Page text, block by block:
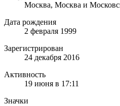
Москва, Москва и
Дата рождения
2 февраля 1999
Зарегистрирован
24 декабря 2016
Активность
19 июня в 17:11
Значки